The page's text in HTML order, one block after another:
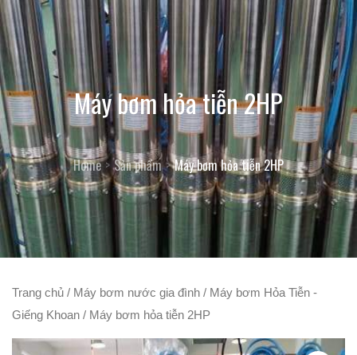
Máy bơm hỏa tiễn 2HP
Home Sản phẩm Máy bơm hỏa tiễn 2HP
Trang chủ / Máy bơm nước gia đình / Máy bơm Hỏa Tiễn -
Giếng Khoan / Máy bơm hỏa tiễn 2HP